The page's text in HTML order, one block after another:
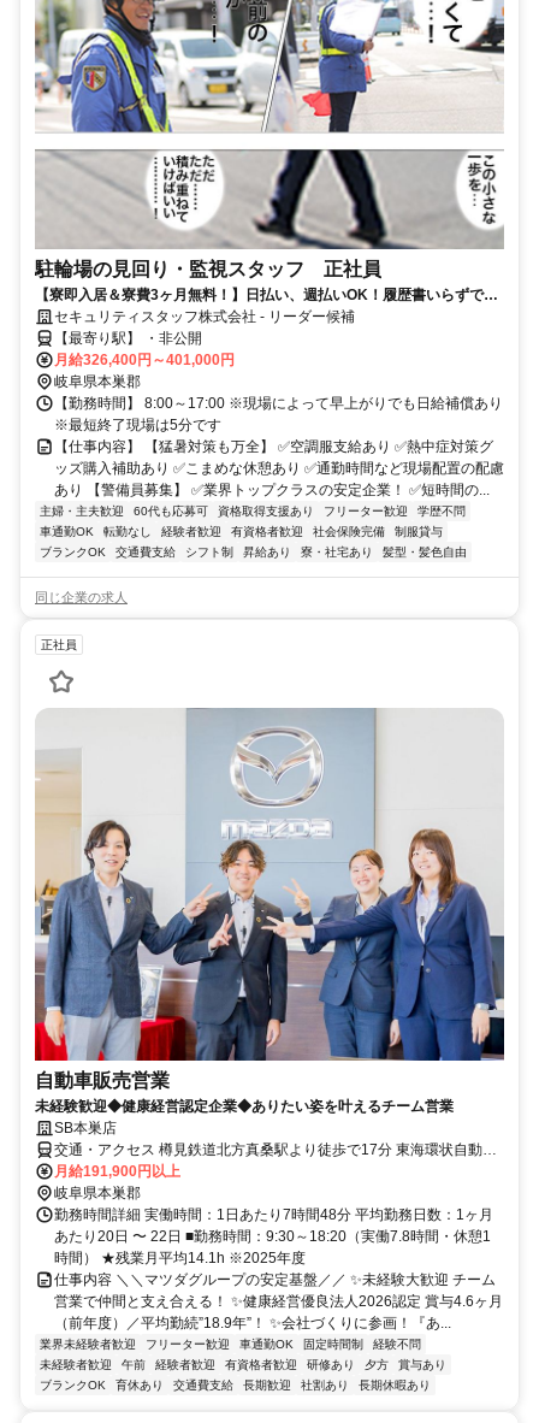
駐輪場の見回り・監視スタッフ 正社員
【寮即入居＆寮費3ヶ月無料！】日払い、週払いOK！履歴書いらずで採
用率99％で安定生活スタート！
セキュリティスタッフ株式会社 - リーダー候補
【最寄り駅】 ・非公開
月給326,400円～401,000円
岐阜県本巣郡
【勤務時間】 8:00～17:00 ※現場によって早上がりでも日給補償あり
※最短終了現場は5分です
【仕事内容】 【猛暑対策も万全】 ✅空調服支給あり ✅熱中症対策グ
ッズ購入補助あり ✅こまめな休憩あり ✅通勤時間など現場配置の配慮
あり 【警備員募集】 ✅業界トップクラスの安定企業！ ✅短時間の...
主婦・主夫歓迎 60代も応募可 資格取得支援あり フリーター歓迎
学歴不問
車通勤OK
転勤なし 経験者歓迎 有資格者歓迎 社会保険完備
制服貸与
ブランクOK
交通費支給 シフト制 昇給あり 寮・社宅あり 髪型・髪色自由
同じ企業の求人
正社員
自動車販売営業
未経験歓迎◆健康経営認定企業◆ありたい姿を叶えるチーム営業
SB本巣店
交通・アクセス 樽見鉄道北方真桑駅より徒歩で17分 東海環状自動車
道大野神戸ICより車で20分
月給191,900円以上
岐阜県本巣郡
勤務時間詳細 実働時間：1日あたり7時間48分 平均勤務日数：1ヶ月
あたり20日 〜 22日 ■勤務時間：9:30～18:20（実働7.8時間・休憩1
時間） ★残業月平均14.1h ※2025年度
仕事内容 ＼＼マツダグループの安定基盤／／ ✨未経験大歓迎 チーム
営業で仲間と支え合える！ ✨健康経営優良法人2026認定 賞与4.6ヶ月
（前年度）／平均勤続”18.9年”！ ✨会社づくりに参画！『あ...
業界未経験者歓迎 フリーター歓迎 車通勤OK 固定時間制
経験不問
未経験者歓迎
午前 経験者歓迎 有資格者歓迎 研修あり 夕方
賞与あり
ブランクOK
育休あり 交通費支給 長期歓迎 社割あり 長期休暇あり